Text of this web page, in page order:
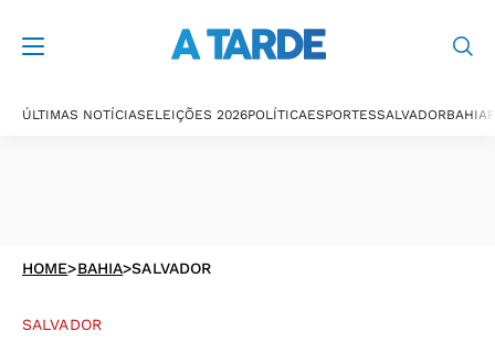
ÚLTIMAS NOTÍCIASELEIÇÕES 2026POLÍTICAESPORTESSALVADORBAHIA
HOME>BAHIA>SALVADOR
SALVADOR